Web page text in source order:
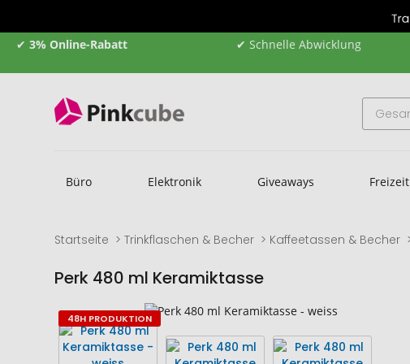
✔ 3% Online-Rabatt ✔ Schnelle Abwicklung
Büro Elektronik Giveaways Freizeit
Startseite Trinkflaschen & Becher Kaffeetassen & Becher
Perk 480 ml Keramiktasse
Zum
Ende
der
Bildgalerie
Zum
Anfang
der
Bildgalerie
48H PRODUKTION